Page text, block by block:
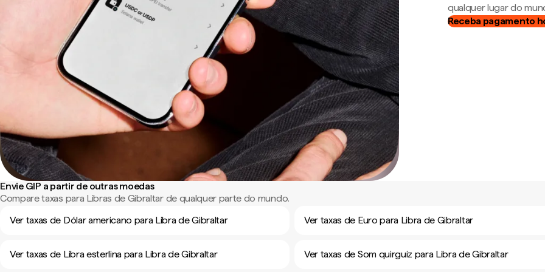
qualquer lugar do
Receba pagamento
Envie GIP a partir de outras moedas
Compare taxas para Libras de Gibraltar de qualquer parte do mundo.
Ver taxas de Dólar americano para Libra de Gibraltar
Ver taxas de Euro para Libra de Gibraltar
Ver taxas de Libra esterlina para Libra de Gibraltar Ver taxas de Som quirguiz para Libra de Gibraltar